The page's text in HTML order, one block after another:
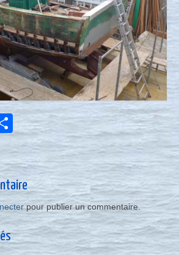
Partager
pour publier un commentaire.